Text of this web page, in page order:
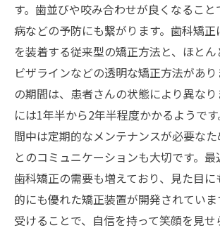
す。歯並びや咬み合わせが良くなること
病などの予防にも繋がります。歯科矯
を装着する従来型の矯正方法と、ほと
ビザラインなどの透明な矯正方法があ
の期間は、患者さんの状態により異な
には1年半から2年半程度かかるようで
間中は定期的なメンテナンスが必要な
とのコミュニケーションも大切です。
歯科矯正の需要も増えており、見た目
的にも優れた矯正装置が開発されていま
受けることで、自信を持って笑顔を見